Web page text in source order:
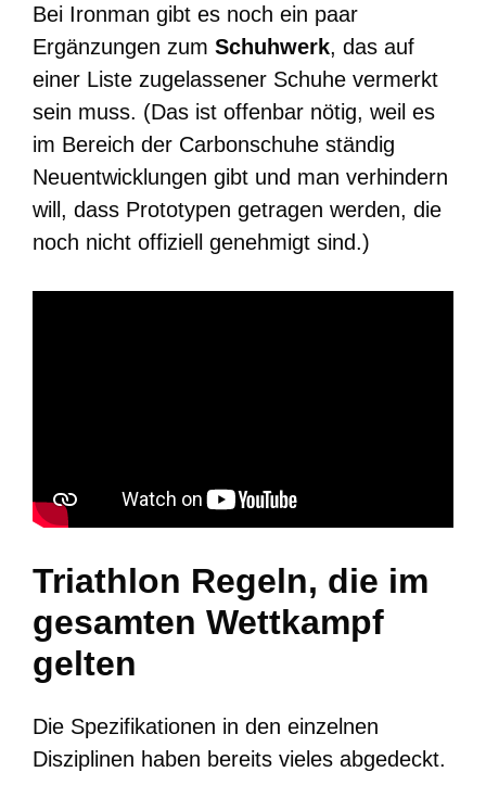
Bei Ironman gibt es noch ein paar
Ergänzungen zum Schuhwerk, das auf
einer Liste zugelassener Schuhe vermerkt
sein muss. (Das ist offenbar nötig, weil es
im Bereich der Carbonschuhe ständig
Neuentwicklungen gibt und man verhindern
will, dass Prototypen getragen werden, die
noch nicht offiziell genehmigt sind.)
Triathlon Regeln, die im
gesamten Wettkampf
gelten
Die Spezifikationen in den einzelnen
Disziplinen haben bereits vieles abgedeckt.